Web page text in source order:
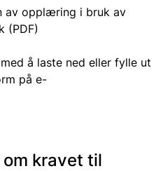
av opplæring i bruk av
(PDF)
å laste ned eller fylle ut
på e-
kravet til